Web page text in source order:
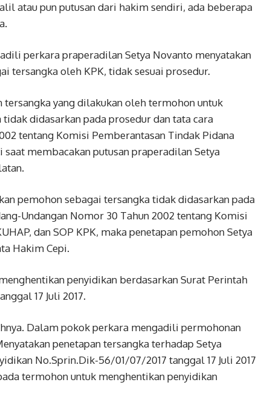
atau pun putusan dari hakim sendiri, ada beberapa
perkara praperadilan Setya Novanto menyatakan
tersangka oleh KPK, tidak sesuai prosedur.
yang dilakukan oleh termohon untuk
didasarkan pada prosedur dan tata cara
tentang Komisi Pemberantasan Tindak Pidana
saat membacakan putusan praperadilan Setya
pemohon sebagai tersangka tidak didasarkan pada
Undangan Nomor 30 Tahun 2002 tentang Komisi
dan SOP KPK, maka penetapan pemohon Setya
Hakim Cepi.
penyidikan berdasarkan Surat Perintah
17 Juli 2017.
Dalam pokok perkara mengadili permohonan
penetapan tersangka terhadap Setya
No.Sprin.Dik-56/01/07/2017 tanggal 17 Juli 2017
termohon untuk menghentikan penyidikan